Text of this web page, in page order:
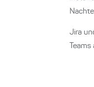
Jira